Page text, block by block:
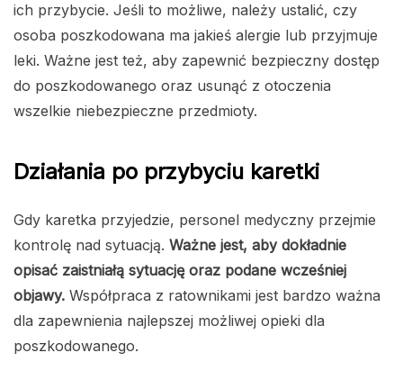
ich przybycie. Jeśli to możliwe, należy ustalić, czy
osoba poszkodowana ma jakieś alergie lub przyjmuje
leki. Ważne jest też, aby zapewnić bezpieczny dostęp
do poszkodowanego oraz usunąć z otoczenia
wszelkie niebezpieczne przedmioty.
Działania po przybyciu karetki
Gdy karetka przyjedzie, personel medyczny przejmie
kontrolę nad sytuacją. Ważne jest, aby dokładnie
opisać zaistniałą sytuację oraz podane wcześniej
objawy. Współpraca z ratownikami jest bardzo ważna
dla zapewnienia najlepszej możliwej opieki dla
poszkodowanego.